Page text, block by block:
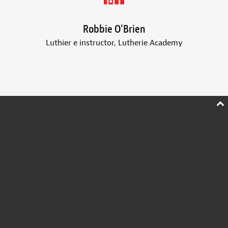
Robbie O'Brien
Luthier e instructor, Lutherie Academy